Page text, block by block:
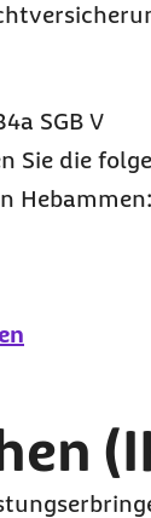
SGB V
Sie die
Hebammen: